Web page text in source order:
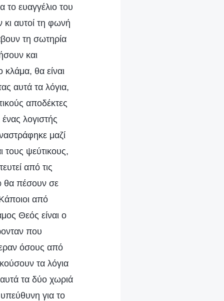
το ευαγγέλιο του
κι αυτοί τη φωνή
τη σωτηρία
και
θα είναι
αυτά τα λόγια,
αποδέκτες
λογιστής
μαζί
τους ψεύτικους,
από τις
θα πέσουν σε
από
Θεός είναι ο
που
όσους από
τα λόγια
τα δύο χωριά
για το